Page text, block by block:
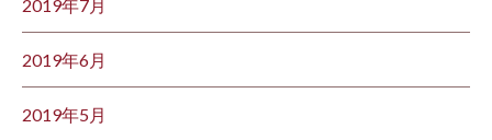
2019年7月
2019年6月
2019年5月